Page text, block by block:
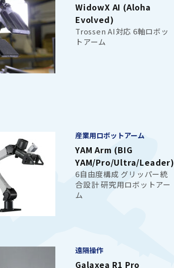
WidowX AI (Aloha
Evolved)
Trossen AI対応 6軸ロボッ
トアーム
産業用ロボットアーム
YAM Arm (BIG
YAM/Pro/Ultra/Leader)
6自由度構成 グリッパー統
合設計 研究用ロボットアー
ム
遠隔操作
Galaxea R1 Pro